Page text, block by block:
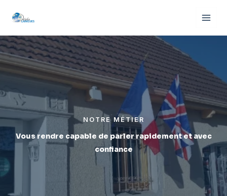
NOTRE MÉTIER
Vous rendre capable de parler rapidement et avec
confiance